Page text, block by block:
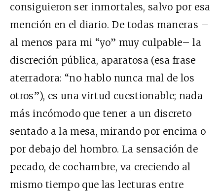
consiguieron ser inmortales, salvo por esa
mención en el diario. De todas maneras –
al menos para mi “yo” muy culpable– la
discreción pública, aparatosa (esa frase
aterradora: “no hablo nunca mal de los
otros”), es una virtud cuestionable; nada
más incómodo que tener a un discreto
sentado a la mesa, mirando por encima o
por debajo del hombro. La sensación de
pecado, de cochambre, va creciendo al
mismo tiempo que las lecturas entre